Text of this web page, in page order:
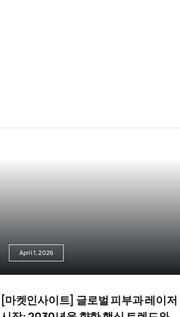
April 1, 2026
[마켓인사이트] 글로벌 피부과 레이저